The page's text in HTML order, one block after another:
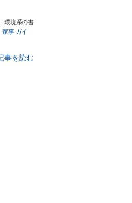
環境系の書
家事 ガイ
事を読む